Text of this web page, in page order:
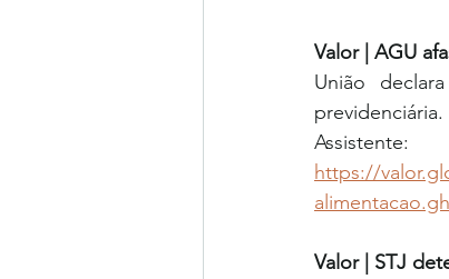
Valor | AGU
União
previdenciária.
Assistente:
https://
Valor | STJ